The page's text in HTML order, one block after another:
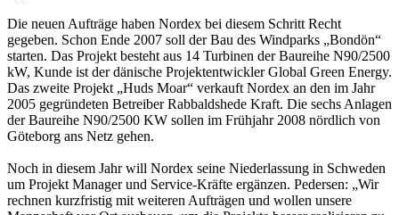
Die neuen Aufträge haben Nordex bei diesem Schritt Recht
gegeben. Schon Ende 2007 soll der Bau des Windparks „Bondön“
starten. Das Projekt besteht aus 14 Turbinen der Baureihe N90/2500
kW, Kunde ist der dänische Projektentwickler Global Green Energy.
Das zweite Projekt „Huds Moar“ verkauft Nordex an den im Jahr
2005 gegründeten Betreiber Rabbaldshede Kraft. Die sechs Anlagen
der Baureihe N90/2500 KW sollen im Frühjahr 2008 nördlich von
Göteborg ans Netz gehen.
Noch in diesem Jahr will Nordex seine Niederlassung in Schweden
um Projekt Manager und Service-Kräfte ergänzen. Pedersen: „Wir
rechnen kurzfristig mit weiteren Aufträgen und wollen unsere